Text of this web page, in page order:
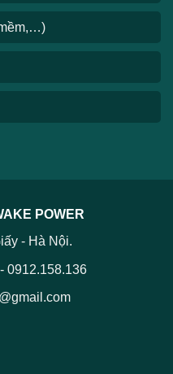
POWER
- Hà Nội.
0912.158.136